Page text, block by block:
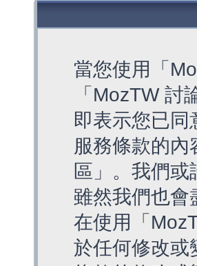
當您使用「
「MozTW
即表示您已同
服務條款的
區」。我們
雖然我們也會
在使用「
於任何修改或